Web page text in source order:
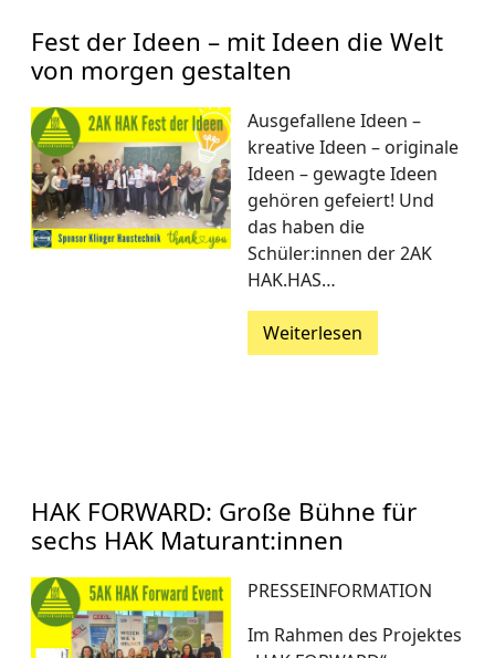
Fest der Ideen – mit Ideen die Welt
von morgen gestalten
Ausgefallene Ideen –
kreative Ideen – originale
Ideen – gewagte Ideen
gehören gefeiert! Und
das haben die
Schüler:innen der 2AK
HAK.HAS…
Weiterlesen
HAK FORWARD: Große Bühne für
sechs HAK Maturant:innen
PRESSEINFORMATION
Im Rahmen des Projektes